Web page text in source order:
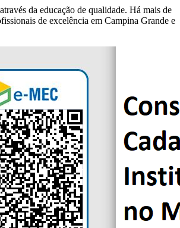
da educação de qualidade. Há mais de
de excelência em Campina Grande e